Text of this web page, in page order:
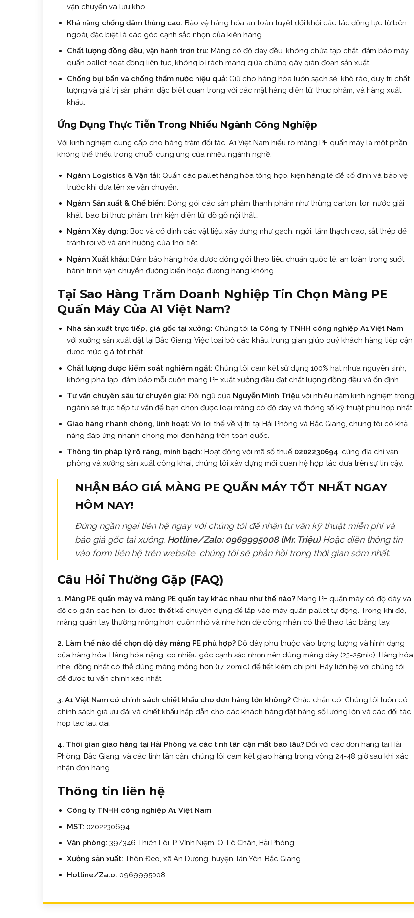
vận chuyển và lưu kho.
Khả năng chống đâm thủng cao: Bảo vệ hàng hóa an toàn tuyệt đối khỏi các tác động lực từ bên
ngoài, đặc biệt là các góc cạnh sắc nhọn của kiện hàng.
Chất lượng đồng đều, vận hành trơn tru: Màng có độ dày đều, không chứa tạp chất, đảm bảo máy
quấn pallet hoạt động liên tục, không bị rách màng giữa chừng gây gián đoạn sản xuất.
Chống bụi bẩn và chống thấm nước hiệu quả: Giữ cho hàng hóa luôn sạch sẽ, khô ráo, duy trì chất
lượng và giá trị sản phẩm, đặc biệt quan trọng với các mặt hàng điện tử, thực phẩm, và hàng xuất
khẩu.
Ứng Dụng Thực Tiễn Trong Nhiều Ngành Công Nghiệp
Với kinh nghiệm cung cấp cho hàng trăm đối tác, A1 Việt Nam hiểu rõ màng PE quấn máy là một phần
không thể thiếu trong chuỗi cung ứng của nhiều ngành nghề:
Ngành Logistics & Vận tải: Quấn các pallet hàng hóa tổng hợp, kiện hàng lẻ để cố định và bảo vệ
trước khi đưa lên xe vận chuyển.
Ngành Sản xuất & Chế biến: Đóng gói các sản phẩm thành phẩm như thùng carton, lon nước giải
khát, bao bì thực phẩm, linh kiện điện tử, đồ gỗ nội thất…
Ngành Xây dựng: Bọc và cố định các vật liệu xây dựng như gạch, ngói, tấm thạch cao, sắt thép để
tránh rơi vỡ và ảnh hưởng của thời tiết.
Ngành Xuất khẩu: Đảm bảo hàng hóa được đóng gói theo tiêu chuẩn quốc tế, an toàn trong suốt
hành trình vận chuyển đường biển hoặc đường hàng không.
Tại Sao Hàng Trăm Doanh Nghiệp Tin Chọn Màng PE
Quấn Máy Của A1 Việt Nam?
Nhà sản xuất trực tiếp, giá gốc tại xưởng: Chúng tôi là Công ty TNHH công nghiệp A1 Việt Nam
với xưởng sản xuất đặt tại Bắc Giang. Việc loại bỏ các khâu trung gian giúp quý khách hàng tiếp cận
được mức giá tốt nhất.
Chất lượng được kiểm soát nghiêm ngặt: Chúng tôi cam kết sử dụng 100% hạt nhựa nguyên sinh,
không pha tạp, đảm bảo mỗi cuộn màng PE xuất xưởng đều đạt chất lượng đồng đều và ổn định.
Tư vấn chuyên sâu từ chuyên gia: Đội ngũ của Nguyễn Minh Triệuvới nhiều năm kinh nghiệm trong
ngành sẽ trực tiếp tư vấn để bạn chọn được loại màng có độ dày và thông số kỹ thuật phù hợp nhất.
Giao hàng nhanh chóng, linh hoạt: Với lợi thế về vị trí tại Hải Phòng và Bắc Giang, chúng tôi có khả
năng đáp ứng nhanh chóng mọi đơn hàng trên toàn quốc.
Thông tin pháp lý rõ ràng, minh bạch: Hoạt động với mã số thuế 0202230694 , cùng địa chỉ văn
phòng và xưởng sản xuất công khai, chúng tôi xây dựng mối quan hệ hợp tác dựa trên sự tin cậy.
NHẬN BÁO GIÁ MÀNG PE QUẤN MÁY TỐT NHẤT NGAY
HÔM NAY!
Đừng ngần ngại liên hệ ngay với chúng tôi để nhận tư vấn kỹ thuật miễn phí và
báo giá gốc tại xưởng. Hotline/Zalo: 0969995008 (Mr. Triệu)Hoặc điền thông tin
vào form liên hệ trên website, chúng tôi sẽ phản hồi trong thời gian sớm nhất.
Câu Hỏi Thường Gặp (FAQ)
1. Màng PE quấn máy và màng PE quấn tay khác nhau như thế nào? Màng PE quấn máy có độ dày và
độ co giãn cao hơn, lõi được thiết kế chuyên dụng để lắp vào máy quấn pallet tự động. Trong khi đó,
màng quấn tay thường mỏng hơn, cuộn nhỏ và nhẹ hơn để công nhân có thể thao tác bằng tay.
2. Làm thế nào để chọn độ dày màng PE phù hợp? Độ dày phụ thuộc vào trọng lượng và hình dạng
của hàng hóa. Hàng hóa nặng, có nhiều góc cạnh sắc nhọn nên dùng màng dày (23-25mic). Hàng hóa
nhẹ, đồng nhất có thể dùng màng mỏng hơn (17-20mic) để tiết kiệm chi phí. Hãy liên hệ với chúng tôi
để được tư vấn chính xác nhất.
3. A1 Việt Nam có chính sách chiết khấu cho đơn hàng lớn không? Chắc chắn có. Chúng tôi luôn có
chính sách giá ưu đãi và chiết khấu hấp dẫn cho các khách hàng đặt hàng số lượng lớn và các đối tác
hợp tác lâu dài.
4. Thời gian giao hàng tại Hải Phòng và các tỉnh lân cận mất bao lâu? Đối với các đơn hàng tại Hải
Phòng, Bắc Giang, và các tỉnh lân cận, chúng tôi cam kết giao hàng trong vòng 24-48 giờ sau khi xác
nhận đơn hàng.
Thông tin liên hệ
Công ty TNHH công nghiệp A1 Việt Nam
MST: 0202230694
Văn phòng: 39/346 Thiên Lôi, P. Vĩnh Niệm, Q. Lê Chân, Hải Phòng
Xưởng sản xuất: Thôn Đèo, xã An Dương, huyện Tân Yên, Bắc Giang
Hotline/Zalo: 0969995008